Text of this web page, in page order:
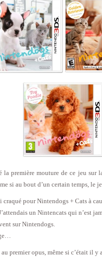
la première mouture de ce jeu sur
si au bout d’un certain temps, le
craqué pour Nintendogs + Cats à
un Nintencats qui n’est
sur Nintendogs.
au premier opus, même si c’était il y